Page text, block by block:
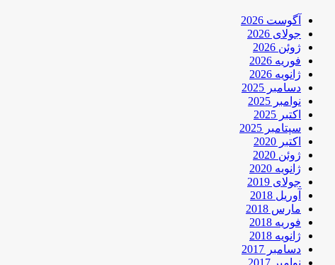
آگوست 2026
جولای 2026
ژوئن 2026
فوریه 2026
ژانویه 2026
دسامبر 2025
نوامبر 2025
اکتبر 2025
سپتامبر 2025
اکتبر 2020
ژوئن 2020
ژانویه 2020
جولای 2019
آوریل 2018
مارس 2018
فوریه 2018
ژانویه 2018
دسامبر 2017
نوامبر 2017